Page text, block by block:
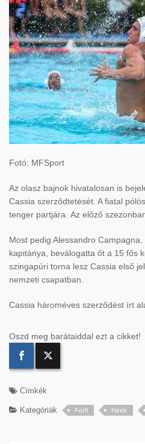
Fotó: MFSport
Az olasz bajnok hivatalosan is
Cassia szerződtetését. A fiatal
tenger partjára. Az előző
Most pedig Alessandro
kapitánya, beválogatta őt a 15 fős
szingapúri torna lesz Cassia első
nemzeti csapatban.
Cassia hároméves szerződést írt
Oszd meg barátaiddal ezt a cikket!
Címkék
Kategóriák Férfi Hirek